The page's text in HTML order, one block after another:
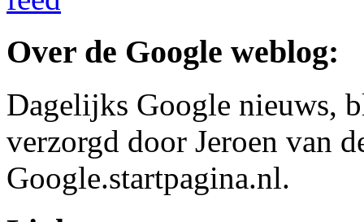
Over de Google weblog:
Dagelijks Google nieuws,
verzorgd door Jeroen van
Google.startpagina.nl.